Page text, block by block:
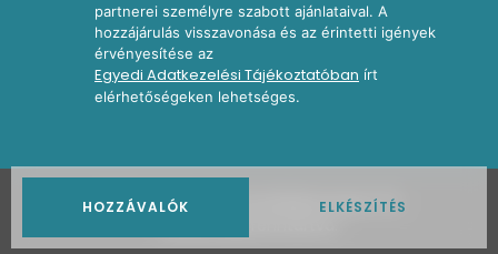
HOZZÁVALÓK ELKÉSZÍTÉS
partnerei személyre szabott ajánlataival. A
hozzájárulás visszavonása és az érintetti igények
érvényesítése az
Egyedi Adatkezelési Tájékoztatóban írt
elérhetőségeken lehetséges.
2026Nosalty · Central Médiacsoport Zrt.